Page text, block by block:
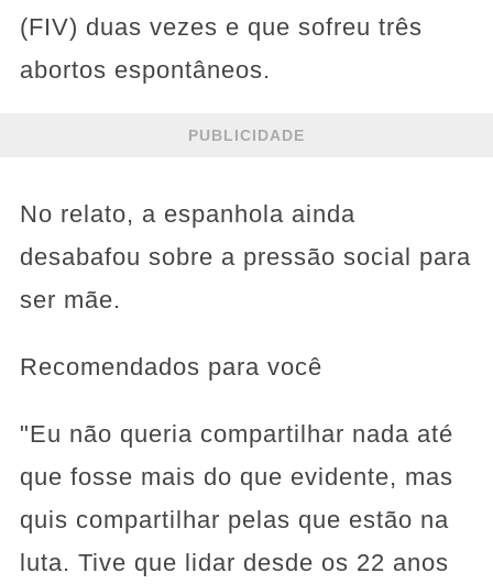
(FIV) duas vezes e que sofreu três
abortos espontâneos.
PUBLICIDADE
No relato, a espanhola ainda
desabafou sobre a pressão social para
ser mãe.
Recomendados para você
"Eu não queria compartilhar nada até
que fosse mais do que evidente, mas
quis compartilhar pelas que estão na
luta. Tive que lidar desde os 22 anos